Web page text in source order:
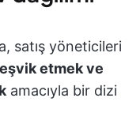
satış yöneticileri
etmek ve
amacıyla bir dizi